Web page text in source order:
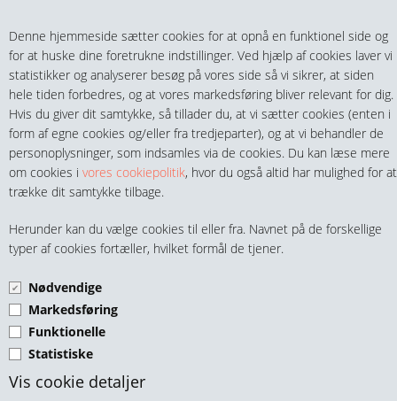
Denne hjemmeside sætter cookies for at opnå en funktionel side og
for at huske dine foretrukne indstillinger. Ved hjælp af cookies laver vi
statistikker og analyserer besøg på vores side så vi sikrer, at siden
hele tiden forbedres, og at vores markedsføring bliver relevant for dig.
Hvis du giver dit samtykke, så tillader du, at vi sætter cookies (enten i
form af egne cookies og/eller fra tredjeparter), og at vi behandler de
personoplysninger, som indsamles via de cookies. Du kan læse mere
om cookies i vores cookiepolitik, hvor du også altid har mulighed for at
trække dit samtykke tilbage.
Herunder kan du vælge cookies til eller fra. Navnet på de forskellige
typer af cookies fortæller, hvilket formål de tjener.
Nødvendige
Markedsføring
Funktionelle
Statistiske
Vis cookie detaljer
Teltech.dk 0 vare(r) i kurven
0,00 DKK
MENU
HANER & VENTILER
SLANGER, KOBLINGER & TILBEHØR
RØR & TILBEHØR
TEKNIK & AUTOMATIK
BOLTE INDV. 6-KT. UH DIN
7991 A4 (SYREFAST)
M3 Bolte indv. 6-kt. UH DIN 7991 A4
M4 Bolte indv. 6-kt. UH DIN 7991 A4
M5 Bolte indv. 6-kt. UH DIN 7991 A4
M6 Bolte indv. 6-kt. UH DIN 7991 A4